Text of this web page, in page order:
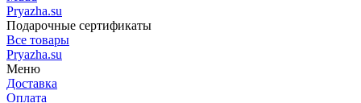
Pryazha.su
Подарочные сертификаты
Все товары
Pryazha.su
Меню
Доставка
Оплата